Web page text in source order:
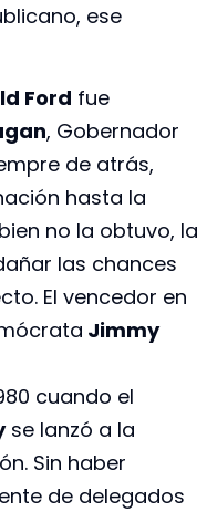
ese
Ford fue
, Gobernador
de atrás,
hasta la
no la obtuvo, la
las chances
El vencedor en
Jimmy
cuando el
se lanzó a la
Sin haber
de delegados